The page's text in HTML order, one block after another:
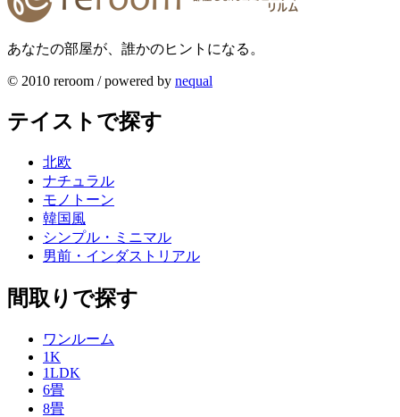
あなたの部屋が、誰かのヒントになる。
© 2010 reroom / powered by nequal
テイストで探す
北欧
ナチュラル
モノトーン
韓国風
シンプル・ミニマル
男前・インダストリアル
間取りで探す
ワンルーム
1K
1LDK
6畳
8畳